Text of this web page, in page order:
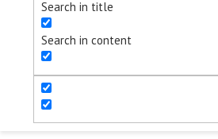
Search in title
Search in content